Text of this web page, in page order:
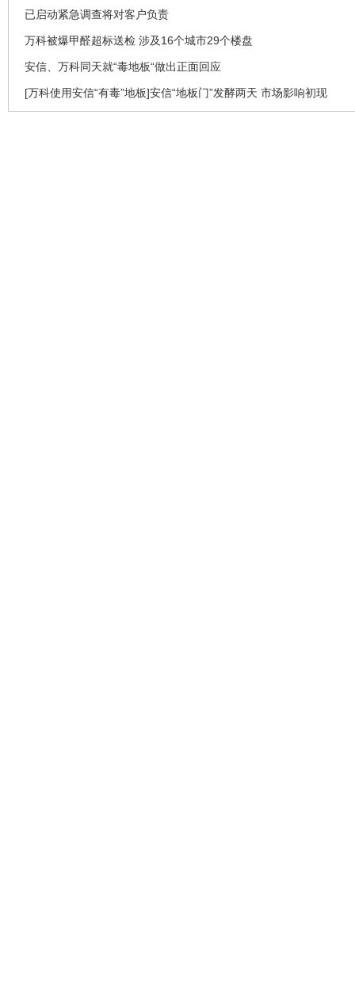
已启动紧急调查将对客户负责
万科被爆甲醛超标送检 涉及16个城市29个楼盘
安信、万科同天就“毒地板“做出正面回应
[万科使用安信“有毒”地板]安信“地板门”发酵两天 市场影响初现